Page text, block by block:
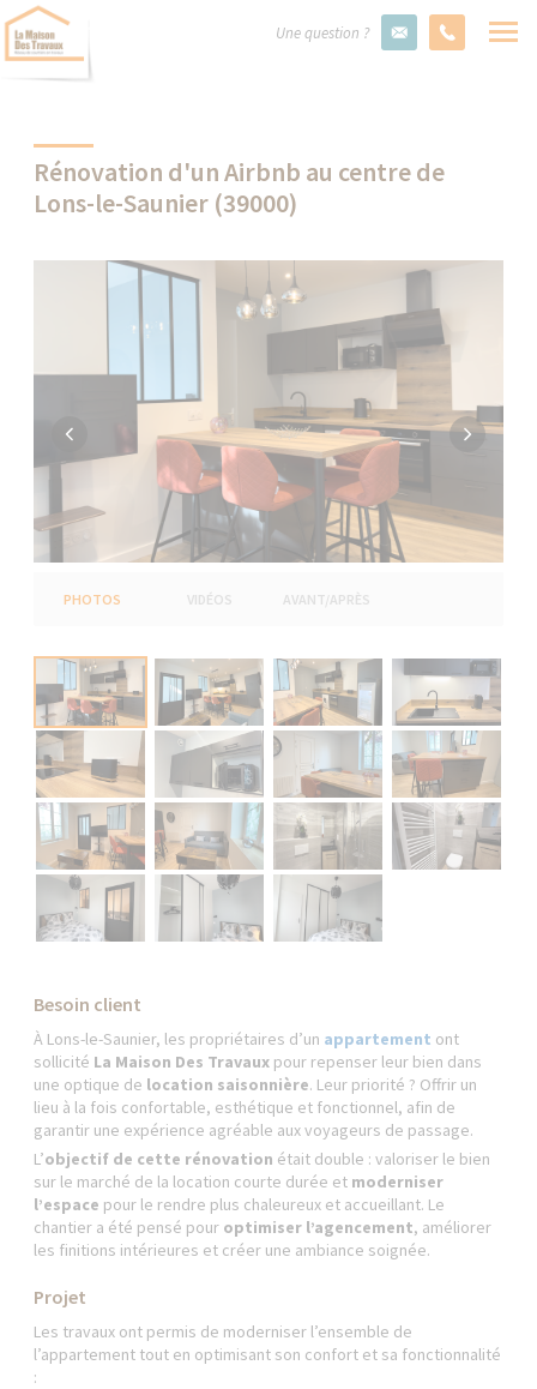
Une question ?
Rénovation d'un Airbnb au centre de
Lons-le-Saunier (39000)
PHOTOS VIDÉOS AVANT/APRÈS
Besoin client
À Lons-le-Saunier, les propriétaires d’un appartement ont
sollicité La Maison Des Travaux pour repenser leur bien dans
une optique de location saisonnière. Leur priorité ? Offrir un
lieu à la fois confortable, esthétique et fonctionnel, afin de
garantir une expérience agréable aux voyageurs de passage.
L’objectif de cette rénovation était double : valoriser le bien
sur le marché de la location courte durée et moderniser
l’espace pour le rendre plus chaleureux et accueillant. Le
chantier a été pensé pour optimiser l’agencement, améliorer
les finitions intérieures et créer une ambiance soignée.
Projet
Les travaux ont permis de moderniser l’ensemble de
l’appartement tout en optimisant son confort et sa fonctionnalité
: